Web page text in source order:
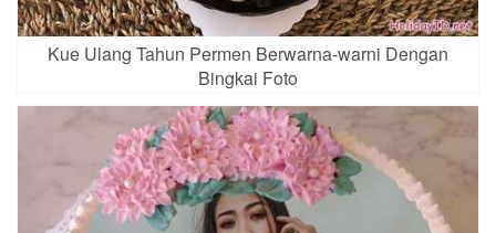
Kue Ulang Tahun Permen Berwarna-warni Dengan
Bingkai Foto